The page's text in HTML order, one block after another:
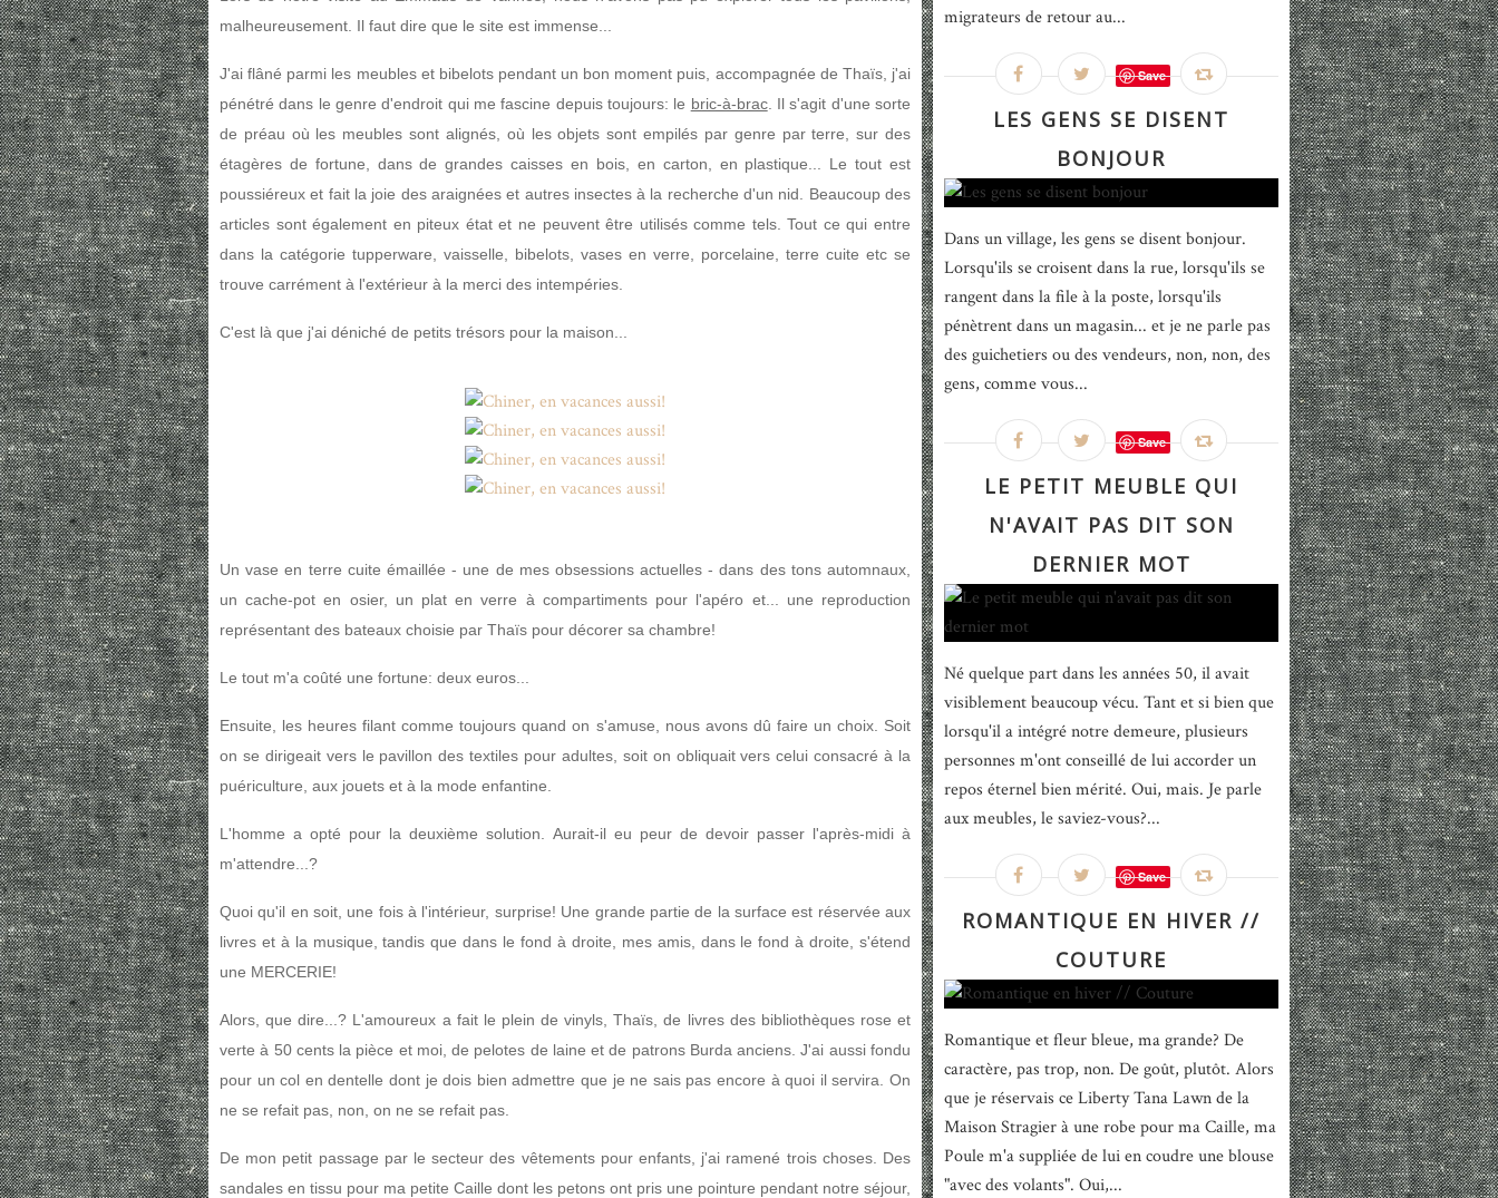
malheureusement. Il faut dire que le site est immense...
J'ai flâné parmi les meubles et bibelots pendant un bon moment puis, accompagnée de Thaïs, j'ai
pénétré dans le genre d'endroit qui me fascine depuis toujours: le bric-à-brac. Il s'agit d'une sorte
de préau où les meubles sont alignés, où les objets sont empilés par genre par terre, sur des
étagères de fortune, dans de grandes caisses en bois, en carton, en plastique... Le tout est
poussiéreux et fait la joie des araignées et autres insectes à la recherche d'un nid. Beaucoup des
articles sont également en piteux état et ne peuvent être utilisés comme tels. Tout ce qui entre
dans la catégorie tupperware, vaisselle, bibelots, vases en verre, porcelaine, terre cuite etc se
trouve carrément à l'extérieur à la merci des intempéries.
C'est là que j'ai déniché de petits trésors pour la maison...
Un vase en terre cuite émaillée - une de mes obsessions actuelles - dans des tons automnaux,
un cache-pot en osier, un plat en verre à compartiments pour l'apéro et... une reproduction
représentant des bateaux choisie par Thaïs pour décorer sa chambre!
Le tout m'a coûté une fortune: deux euros...
Ensuite, les heures filant comme toujours quand on s'amuse, nous avons dû faire un choix. Soit
on se dirigeait vers le pavillon des textiles pour adultes, soit on obliquait vers celui consacré à la
puériculture, aux jouets et à la mode enfantine.
L'homme a opté pour la deuxième solution. Aurait-il eu peur de devoir passer l'après-midi à
m'attendre...?
Quoi qu'il en soit, une fois à l'intérieur, surprise! Une grande partie de la surface est réservée aux
livres et à la musique, tandis que dans le fond à droite, mes amis, dans le fond à droite, s'étend
une MERCERIE!
Alors, que dire...? L'amoureux a fait le plein de vinyls, Thaïs, de livres des bibliothèques rose et
verte à 50 cents la pièce et moi, de pelotes de laine et de patrons Burda anciens. J'ai aussi fondu
pour un col en dentelle dont je dois bien admettre que je ne sais pas encore à quoi il servira. On
ne se refait pas, non, on ne se refait pas.
De mon petit passage par le secteur des vêtements pour enfants, j'ai ramené trois choses. Des
sandales en tissu pour ma petite Caille dont les petons ont pris une pointure pendant notre séjour,
migrateurs de retour au...
Save
LES GENS SE DISENT
BONJOUR
Dans un village, les gens se disent bonjour.
Lorsqu'ils se croisent dans la rue, lorsqu'ils se
rangent dans la file à la poste, lorsqu'ils
pénètrent dans un magasin... et je ne parle pas
des guichetiers ou des vendeurs, non, non, des
gens, comme vous...
Save
LE PETIT MEUBLE QUI
N'AVAIT PAS DIT SON
DERNIER MOT
Né quelque part dans les années 50, il avait
visiblement beaucoup vécu. Tant et si bien que
lorsqu'il a intégré notre demeure, plusieurs
personnes m'ont conseillé de lui accorder un
repos éternel bien mérité. Oui, mais. Je parle
aux meubles, le saviez-vous?...
Save
ROMANTIQUE EN HIVER //
COUTURE
Romantique et fleur bleue, ma grande? De
caractère, pas trop, non. De goût, plutôt. Alors
que je réservais ce Liberty Tana Lawn de la
Maison Stragier à une robe pour ma Caille, ma
Poule m'a suppliée de lui en coudre une blouse
"avec des volants". Oui,...